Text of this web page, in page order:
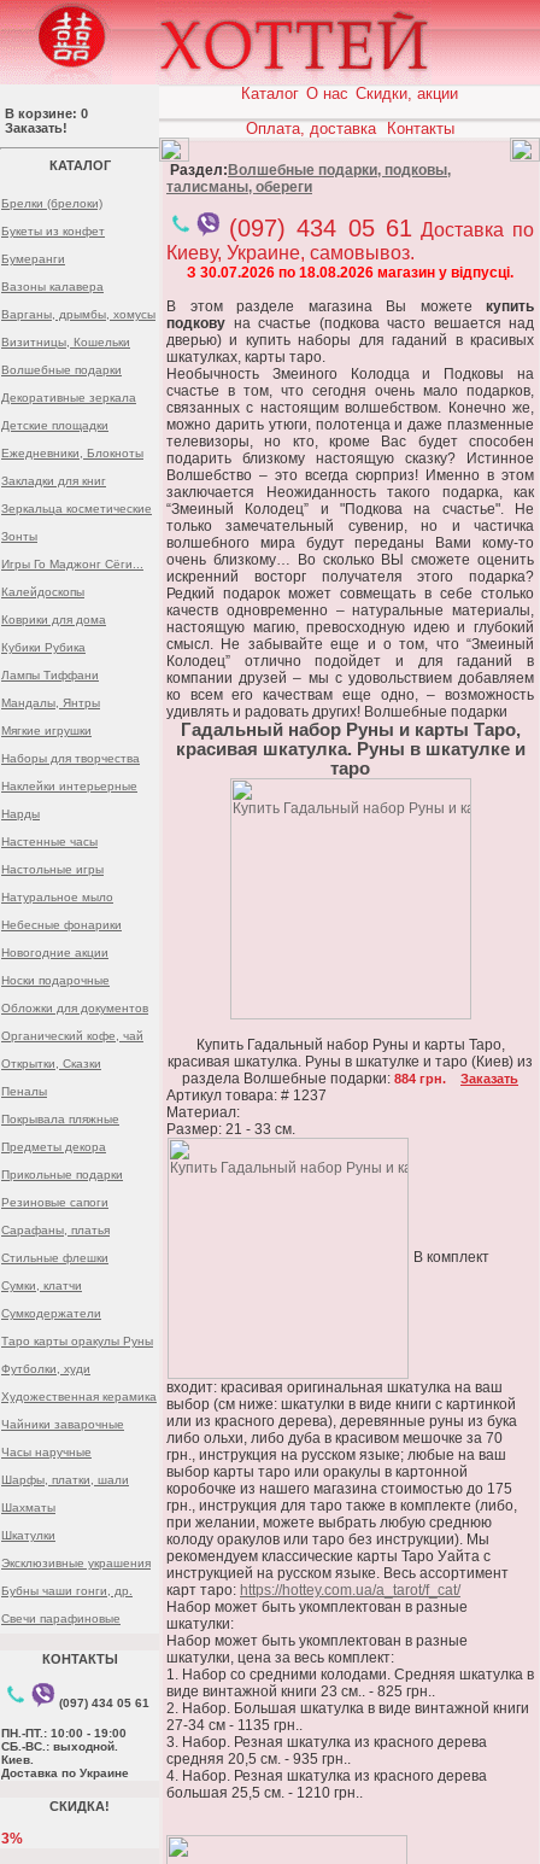
В корзине: 0
Заказать!
КАТАЛОГ
Брелки (брелоки)
Букеты из конфет
Бумеранги
Вазоны калавера
Варганы, дрымбы, хомусы
Визитницы, Кошельки
Волшебные подарки
Декоративные зеркала
Детские площадки
Ежедневники, Блокноты
Закладки для книг
Зеркальца косметические
Зонты
Игры Го Маджонг Сёги...
Калейдоскопы
Коврики для дома
Кубики Рубика
Лампы Тиффани
Мандалы, Янтры
Мягкие игрушки
Наборы для творчества
Наклейки интерьерные
Нарды
Настенные часы
Настольные игры
Натуральное мыло
Небесные фонарики
Новогодние акции
Носки подарочные
Обложки для документов
Органический кофе, чай
Открытки, Сказки
Пеналы
Покрывала пляжные
Предметы декора
Прикольные подарки
Резиновые сапоги
Сарафаны, платья
Стильные флешки
Сумки, клатчи
Сумкодержатели
Таро карты оракулы Руны
Футболки, худи
Художественная керамика
Чайники заварочные
Часы наручные
Шарфы, платки, шали
Шахматы
Шкатулки
Эксклюзивные украшения
Бубны чаши гонги, др.
Свечи парафиновые
КОНТАКТЫ
(097) 434 05 61
ПН.-ПТ.: 10:00 - 19:00
СБ.-ВС.: выходной.
Киев.
Доставка по Украине
СКИДКА!
3%
Каталог О нас Скидки, акции
Оплата, доставка
Контакты
Раздел: Волшебные подарки, подковы,
талисманы, обереги
(097) 434 05 61 Доставка по
Киеву, Украине, самовывоз.
З 30.07.2026 по 18.08.2026 магазин у відпусці.
В этом разделе магазина Вы можете купить
подкову на счастье (подкова часто вешается над
дверью) и купить наборы для гаданий в красивых
шкатулках, карты таро.
Необычность Змеиного Колодца и Подковы на
счастье в том, что сегодня очень мало подарков,
связанных с настоящим волшебством. Конечно же,
можно дарить утюги, полотенца и даже плазменные
телевизоры, но кто, кроме Вас будет способен
подарить близкому настоящую сказку? Истинное
Волшебство – это всегда сюрприз! Именно в этом
заключается Неожиданность такого подарка, как
“Змеиный Колодец” и "Подкова на счастье". Не
только замечательный сувенир, но и частичка
волшебного мира будут переданы Вами кому-то
очень близкому… Во сколько ВЫ сможете оценить
искренний восторг получателя этого подарка?
Редкий подарок может совмещать в себе столько
качеств одновременно – натуральные материалы,
настоящую магию, превосходную идею и глубокий
смысл. Не забывайте еще и о том, что “Змеиный
Колодец” отлично подойдет и для гаданий в
компании друзей – мы с удовольствием добавляем
ко всем его качествам еще одно, – возможность
удивлять и радовать других! Волшебные подарки
Гадальный набор Руны и карты Таро,
красивая шкатулка. Руны в шкатулке и
таро
Купить Гадальный набор Руны и карты Таро,
красивая шкатулка. Руны в шкатулке и таро (Киев) из
раздела Волшебные подарки: 884 грн. Заказать
Артикул товара: # 1237
Материал:
Размер: 21 - 33 см.
В комплект
входит: красивая оригинальная шкатулка на ваш
выбор (см ниже: шкатулки в виде книги с картинкой
или из красного дерева), деревянные руны из бука
либо ольхи, либо дуба в красивом мешочке за 70
грн., инструкция на русском языке; любые на ваш
выбор карты таро или оракулы в картонной
коробочке из нашего магазина стоимостью до 175
грн., инструкция для таро также в комплекте (либо,
при желании, можете выбрать любую среднюю
колоду оракулов или таро без инструкции). Мы
рекомендуем классические карты Таро Уайта с
инструкцией на русском языке. Весь ассортимент
карт таро: https://hottey.com.ua/a_tarot/f_cat/
Набор может быть укомплектован в разные
шкатулки:
Набор может быть укомплектован в разные
шкатулки, цена за весь комплект:
1. Набор со средними колодами. Средняя шкатулка в
виде винтажной книги 23 см.. - 825 грн..
2. Набор. Большая шкатулка в виде винтажной книги
27-34 см - 1135 грн..
3. Набор. Резная шкатулка из красного дерева
средняя 20,5 см. - 935 грн..
4. Набор. Резная шкатулка из красного дерева
большая 25,5 см. - 1210 грн..